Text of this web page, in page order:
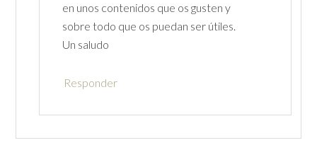
en unos contenidos que os gusten y
sobre todo que os puedan ser útiles.
Un saludo
Responder